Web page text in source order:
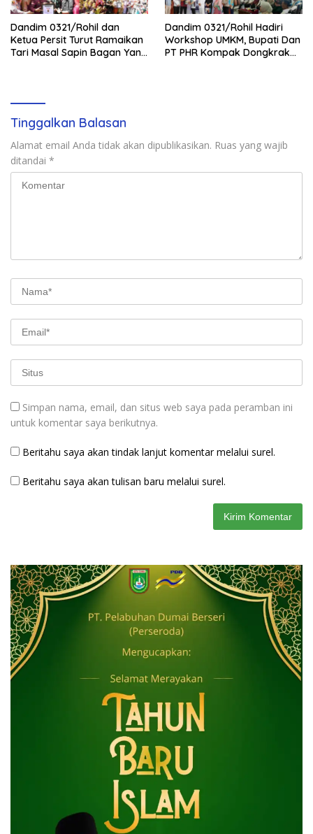
Dandim 0321/Rohil dan
Ketua Persit Turut Ramaikan
Tari Masal Sapin Bagan Yang
Dandim 0321/Rohil Hadiri
Workshop UMKM, Bupati Dan
PT PHR Kompak Dongkrak
Tinggalkan Balasan
Alamat email Anda tidak akan dipublikasikan. Ruas yang wajib
ditandai *
Simpan nama, email, dan situs web saya pada peramban ini
untuk komentar saya berikutnya.
Beritahu saya akan tindak lanjut komentar melalui surel.
Beritahu saya akan tulisan baru melalui surel.